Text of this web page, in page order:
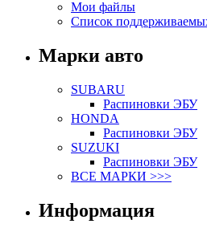
Мои файлы
Список
Марки авто
SUBARU
Распиновки ЭБУ
HONDA
Распиновки ЭБУ
SUZUKI
Распиновки ЭБУ
ВСЕ МАРКИ >>>
Информация